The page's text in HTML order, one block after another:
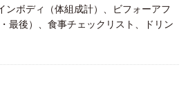
ンボディ（体組成計）、ビフォーアフ
最後）、食事チェックリスト、ドリン